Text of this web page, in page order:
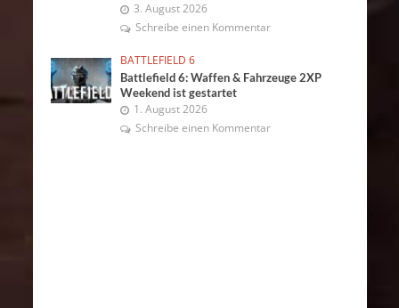
3. August 2026
Schreibe einen Kommentar
BATTLEFIELD 6
Battlefield 6: Waffen & Fahrzeuge 2XP
Weekend ist gestartet
1. August 2026
Schreibe einen Kommentar